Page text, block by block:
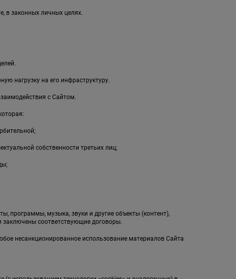
в законных личных целях.
нагрузку на его инфраструктуру.
с Сайтом.
собственности третьих лиц;
программы, музыка, звуки и другие объекты (контент),
соответствующие договоры.
несанкционированное использование материалов Сайта